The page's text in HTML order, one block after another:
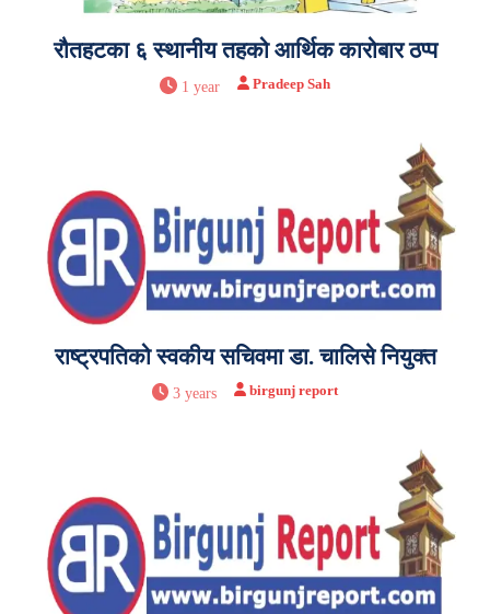
रौतहटका ६ स्थानीय तहको आर्थिक कारोबार ठप्प
1 year Pradeep Sah
राष्ट्रपतिको स्वकीय सचिवमा डा. चालिसे नियुक्त
3 years birgunj report